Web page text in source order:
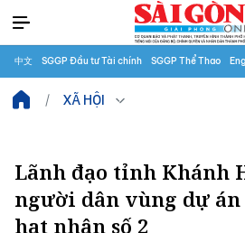
中文 SGGP Đầu tư Tài chính SGGP Thể Thao
XÃ HỘI
Lãnh đạo tỉnh Khánh
người dân vùng dự
hạt nhân số 2